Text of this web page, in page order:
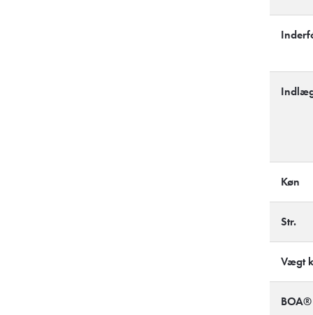
Køn
Str.
Vægt
BOA®